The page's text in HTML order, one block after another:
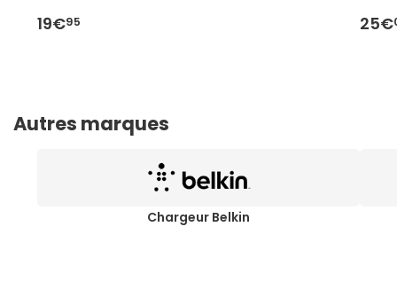
19€95 25€
Autres marques
Chargeur Belkin